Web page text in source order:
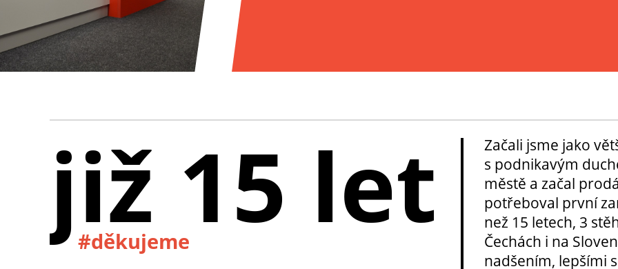
již 15 let
#děkujeme
Začali jsme jako
s podnikavým
městě a začal
potřeboval první
než 15 letech, 3
Čechách i na
nadšením, lepšími